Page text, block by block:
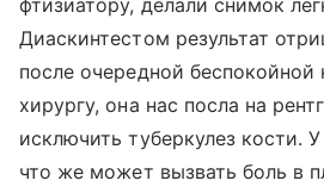
фтизиатору, делали снимок
Диаскинтестом результат
после очередной
хирургу, она нас посла на
исключить туберкулез кости.
что же может вызвать боль в